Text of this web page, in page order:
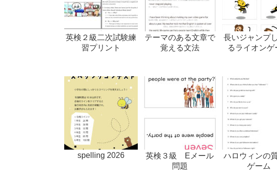
英検２級二次試験練
習プリント
テーマのある文章で
覚える文法
長いジャンプ
るライオンゲ
spelling 2026
英検３級 Eメール
問題
ハロウィンの
ゲーム